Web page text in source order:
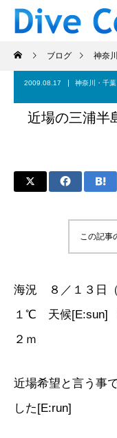
ブログ 神奈
2009.08.17 神奈川・千
近場の三浦半
この記事
海況 ８ ／１３日
１℃ 天候[E:sun]
２ｍ
近場希望と言う事
した[E:run]